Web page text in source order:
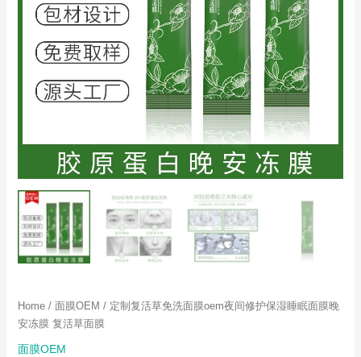
Home/ 面膜OEM / 定制复活草免洗面膜oem夜间修护保湿睡眠面膜晚
安冻膜 复活草面膜
面膜OEM